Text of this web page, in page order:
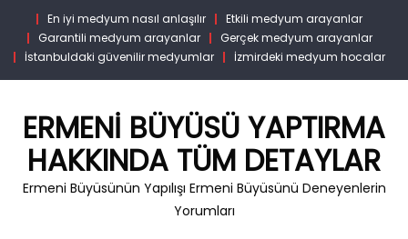
content
En iyi medyum nasıl anlaşılır
Etkili medyum arayanlar
Garantili medyum arayanlar
Gerçek medyum arayanlar
İstanbuldaki güvenilir medyumlar
İzmirdeki medyum hocalar
ERMENI BÜYÜSÜ YAPTIRMA
HAKKINDA TÜM DETAYLAR
Ermeni Büyüsünün Yapılışı Ermeni Büyüsünü Deneyenlerin
Yorumları